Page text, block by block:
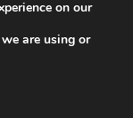
on our
are using or